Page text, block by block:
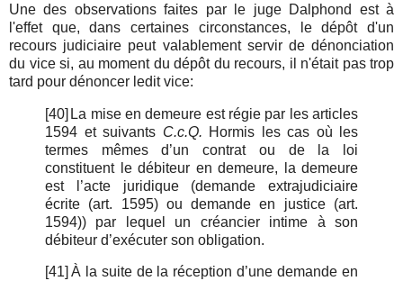
Une des observations faites par le juge Dalphond est à
l'effet que, dans certaines circonstances, le dépôt d'un
recours judiciaire peut valablement servir de dénonciation
du vice si, au moment du dépôt du recours, il n'était pas trop
tard pour dénoncer ledit vice:
[40] La mise en demeure est régie par les articles
1594 et suivants C.c.Q. Hormis les cas où les
termes mêmes d’un contrat ou de la loi
constituent le débiteur en demeure, la demeure
est l’acte juridique (demande extrajudiciaire
écrite (art. 1595) ou demande en justice (art.
1594)) par lequel un créancier intime à son
débiteur d’exécuter son obligation.
[41] À la suite de la réception d’une demande en